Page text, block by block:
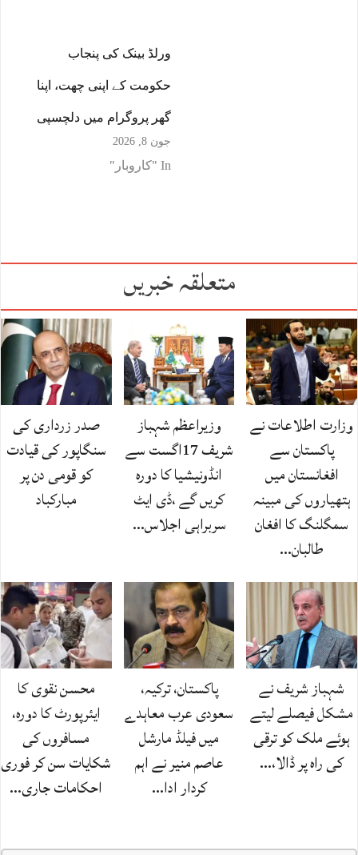
ورلڈ بینک کی پنجاب
حکومت کے اپنی چھت، اپنا
گھر پروگرام میں دلچسپی
جون 8, 2026
In "کاروبار"
متعلقہ خبریں
وزارت اطلاعات نے
پاکستان سے
افغانستان میں
ہتھیاروں کی مبینہ
سمگلنگ کا افغان
طالبان…
وزیراعظم شہباز
شریف 17اگست سے
انڈونیشیا کا دورہ
کریں گے ،ڈی ایٹ
سربراہی اجلاس…
صدر زرداری کی
سنگاپور کی قیادت
کو قومی دن پر
مبارکباد
شہباز شریف نے
مشکل فیصلے لیتے
ہوئے ملک کو ترقی
کی راہ پر ڈالا،…
پاکستان، ترکیہ،
سعودی عرب معاہدے
میں فیلڈ مارشل
عاصم منیر نے اہم
کردار ادا…
محسن نقوی کا
ایئرپورٹ کا دورہ،
مسافروں کی
شکایات سن کر فوری
احکامات جاری…